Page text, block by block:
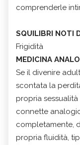
comprenderle
SQUILIBRI NOTI
Frigidità
MEDICINA
Se il divenire
scontata la
propria
connette
completamente,
propria fluidità,